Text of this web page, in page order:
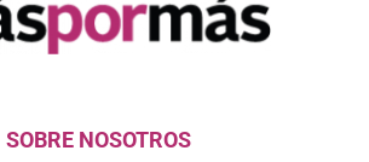
SOBRE NOSOTROS